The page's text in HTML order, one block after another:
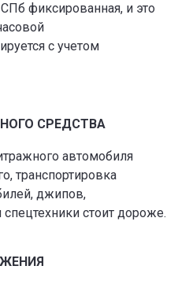
фиксированная, и это
с учетом
СРЕДСТВА
автомобиля
транспортировка
джипов,
стоит дороже.